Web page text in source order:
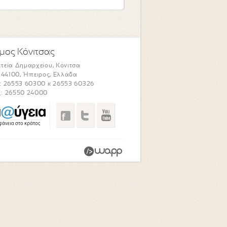
Κόνιτσας
Δημαρχείου, Κόνιτσα
44100, Ήπειρος, Ελλάδα
26553 60300 κ 26553 60326
26550 24000